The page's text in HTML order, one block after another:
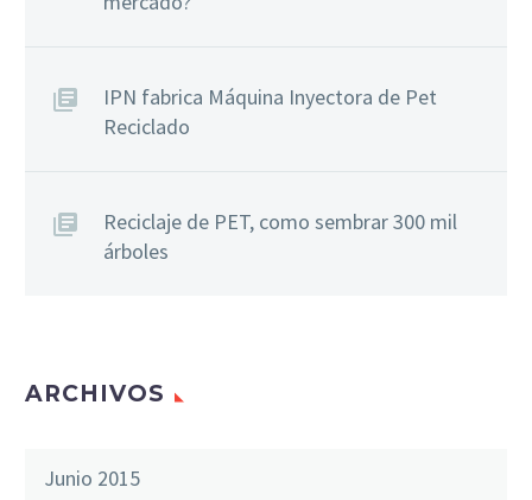
IPN fabrica Máquina Inyectora de Pet
Reciclado
Reciclaje de PET, como sembrar 300 mil
árboles
ARCHIVOS
Junio 2015